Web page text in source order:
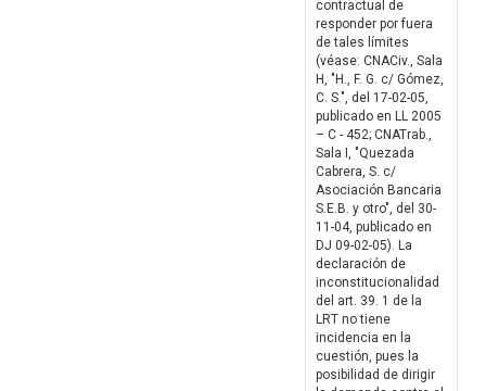
contractual de
responder por fuera
de tales límites
(véase: CNACiv., Sala
H, "H., F. G. c/ Gómez,
C. S.", del 17-02-05,
publicado en LL 2005
– C - 452; CNATrab.,
Sala I, "Quezada
Cabrera, S. c/
Asociación Bancaria
S.E.B. y otro", del 30-
11-04, publicado en
DJ 09-02-05). La
declaración de
inconstitucionalidad
del art. 39. 1 de la
LRT no tiene
incidencia en la
cuestión, pues la
posibilidad de dirigir